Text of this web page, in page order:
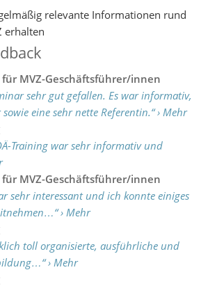
relevante Informationen rund
erhalten
MVZ-Geschäftsführer/innen
sehr gut gefallen. Es war informativ,
eine sehr nette Referentin.“ › Mehr
Training war sehr informativ und
MVZ-Geschäftsführer/innen
sehr interessant und ich konnte einiges
› Mehr
toll organisierte, ausführliche und
› Mehr